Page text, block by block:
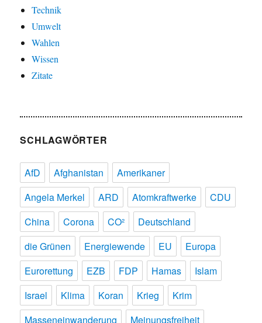
Technik
Umwelt
Wahlen
Wissen
Zitate
SCHLAGWÖRTER
AfD Afghanistan
Amerikaner
Angela Merkel
ARD Atomkraftwerke
CDU
China
Corona CO²
Deutschland
die Grünen
Energiewende EU
Europa
Eurorettung
EZB FDP Hamas
Islam
Israel
Klima Koran Krieg
Krim
Masseneinwanderung
Meinungsfreiheit